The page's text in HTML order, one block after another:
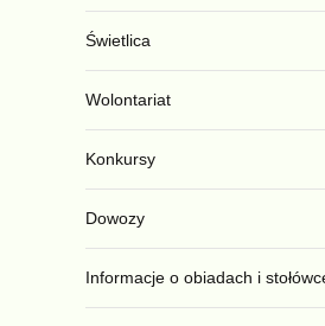
Świetlica
Wolontariat
Konkursy
Dowozy
Informacje o obiadach i